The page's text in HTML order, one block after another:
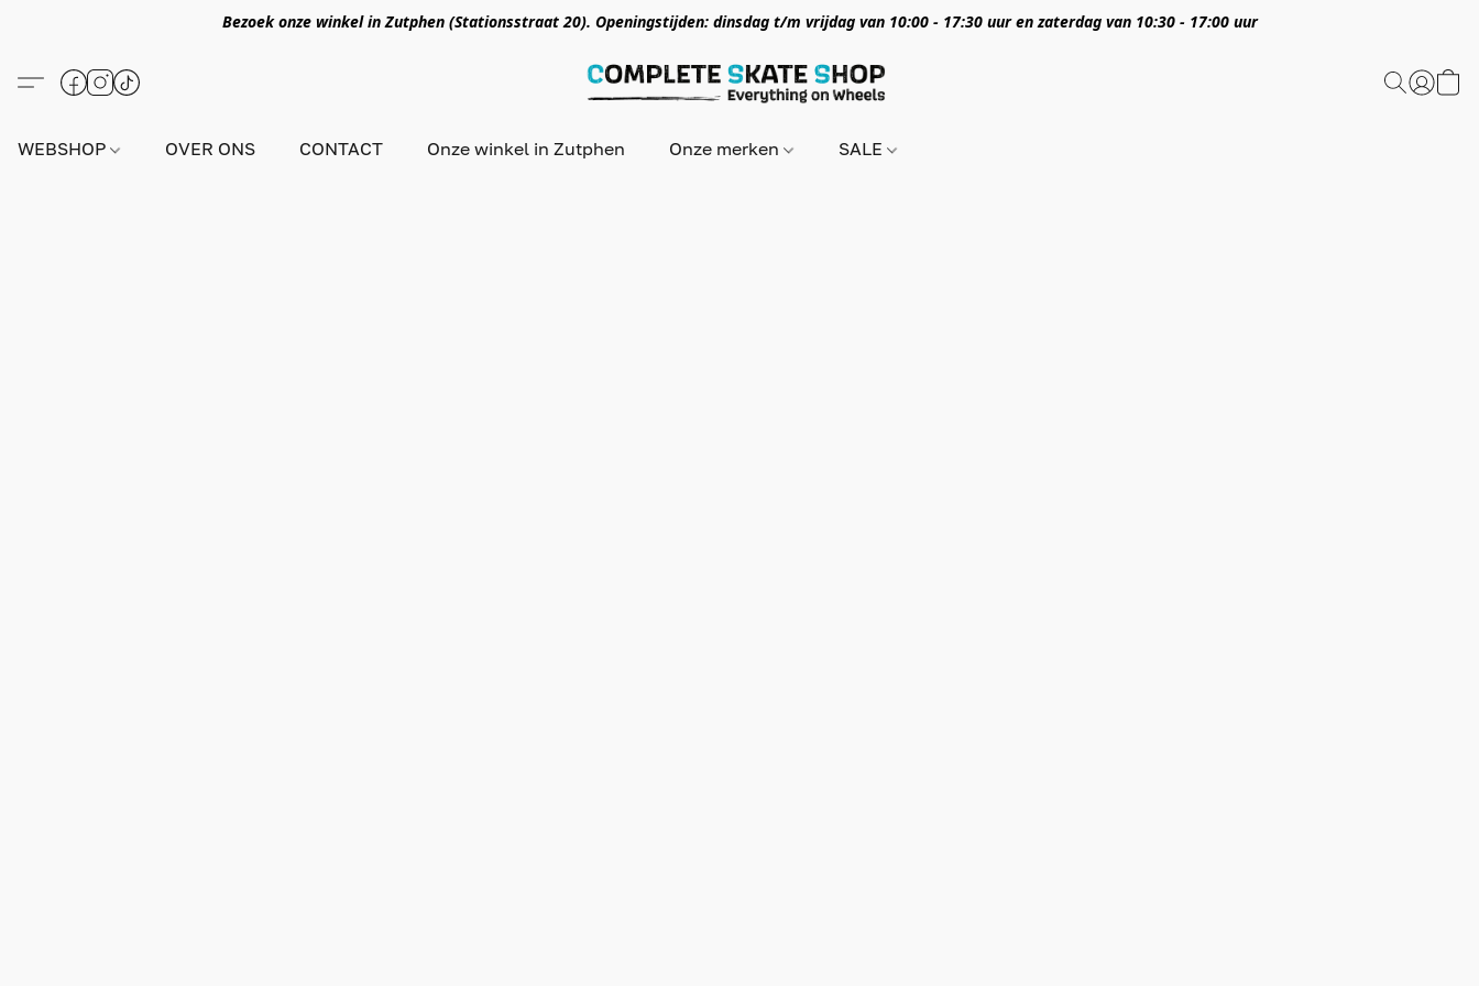
Bezoek onze winkel in Zutphen (Stationsstraat 20). Openingstijden: dinsdag t/m vrijdag van 10:00 - 17:30 uur en zaterdag van 10:30 - 17:00 uur
WEBSHOP OVER ONS CONTACT Onze winkel in Zutphen Onze merken SALE